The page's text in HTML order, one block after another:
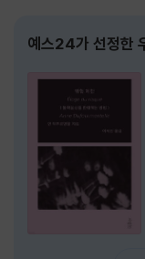
예스24가 선정한